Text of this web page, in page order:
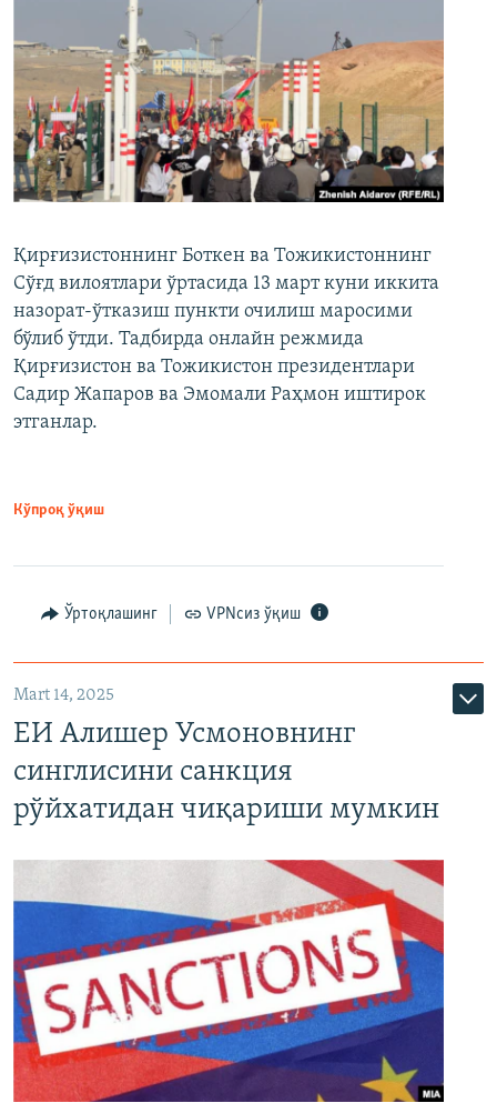
Қирғизистоннинг Боткен ва Тожикистоннинг
Сўғд вилоятлари ўртасида 13 март куни иккита
назорат-ўтказиш пункти очилиш маросими
бўлиб ўтди. Тадбирда онлайн режмида
Қирғизистон ва Тожикистон президентлари
Садир Жапаров ва Эмомали Раҳмон иштирок
этганлар.
Кўпроқ ўқиш
Ўртоқлашинг VPNсиз ўқиш
Mart 14, 2025
ЕИ Алишер Усмоновнинг
синглисини санкция
рўйхатидан чиқариши мумкин